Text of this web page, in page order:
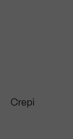
Crepi